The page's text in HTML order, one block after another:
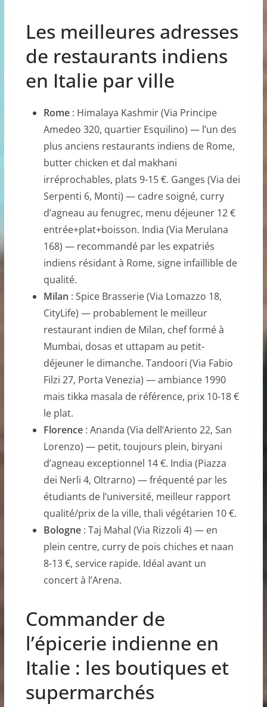
Les meilleures adresses
de restaurants indiens
en Italie par ville
Rome: Himalaya Kashmir (Via Principe
Amedeo 320, quartier Esquilino) — l’un des
plus anciens restaurants indiens de Rome,
butter chicken et dal makhani
irréprochables, plats 9-15 €. Ganges (Via dei
Serpenti 6, Monti) — cadre soigné, curry
d’agneau au fenugrec, menu déjeuner 12 €
entrée+plat+boisson. India (Via Merulana
168) — recommandé par les expatriés
indiens résidant à Rome, signe infaillible de
qualité.
Milan : Spice Brasserie (Via Lomazzo 18,
CityLife) — probablement le meilleur
restaurant indien de Milan, chef formé à
Mumbai, dosas et uttapam au petit-
déjeuner le dimanche. Tandoori (Via Fabio
Filzi 27, Porta Venezia) — ambiance 1990
mais tikka masala de référence, prix 10-18 €
le plat.
Florence: Ananda (Via dell’Ariento 22, San
Lorenzo) — petit, toujours plein, biryani
d’agneau exceptionnel 14 €. India (Piazza
dei Nerli 4, Oltrarno) — fréquenté par les
étudiants de l’université, meilleur rapport
qualité/prix de la ville, thali végétarien 10 €.
Bologne: Taj Mahal (Via Rizzoli 4) — en
plein centre, curry de pois chiches et naan
8-13 €, service rapide. Idéal avant un
concert à l’Arena.
Commander de
l’épicerie indienne en
Italie : les boutiques et
supermarchés